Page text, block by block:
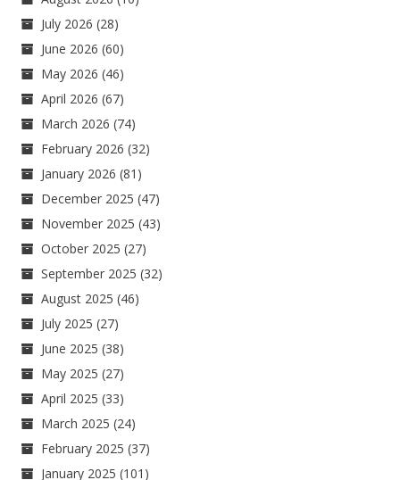
July 2026 (28)
June 2026 (60)
May 2026 (46)
April 2026 (67)
March 2026 (74)
February 2026 (32)
January 2026 (81)
December 2025 (47)
November 2025 (43)
October 2025 (27)
September 2025 (32)
August 2025 (46)
July 2025 (27)
June 2025 (38)
May 2025 (27)
April 2025 (33)
March 2025 (24)
February 2025 (37)
January 2025 (101)